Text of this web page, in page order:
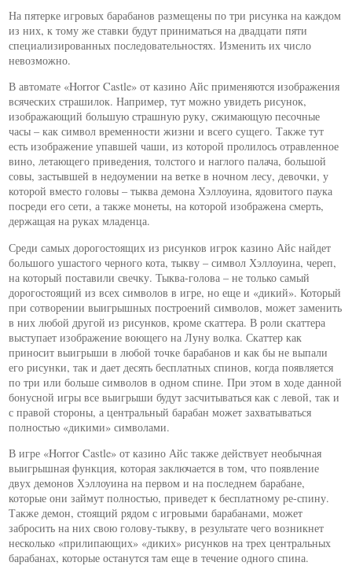
На пятерке игровых барабанов размещены по три рисунка на каждом
из них, к тому же ставки будут приниматься на двадцати пяти
специализированных последовательностях. Изменить их число
невозможно.
В автомате «Horror Castle» от казино Айс применяются изображения
всяческих страшилок. Например, тут можно увидеть рисунок,
изображающий большую страшную руку, сжимающую песочные
часы – как символ временности жизни и всего сущего. Также тут
есть изображение упавшей чаши, из которой пролилось отравленное
вино, летающего приведения, толстого и наглого палача, большой
совы, застывшей в недоумении на ветке в ночном лесу, девочки, у
которой вместо головы – тыква демона Хэллоуина, ядовитого паука
посреди его сети, а также монеты, на которой изображена смерть,
держащая на руках младенца.
Среди самых дорогостоящих из рисунков игрок казино Айс найдет
большого ушастого черного кота, тыкву – символ Хэллоуина, череп,
на который поставили свечку. Тыква-голова – не только самый
дорогостоящий из всех символов в игре, но еще и «дикий». Который
при сотворении выигрышных построений символов, может заменить
в них любой другой из рисунков, кроме скаттера. В роли скаттера
выступает изображение воющего на Луну волка. Скаттер как
приносит выигрыши в любой точке барабанов и как бы не выпали
его рисунки, так и дает десять бесплатных спинов, когда появляется
по три или больше символов в одном спине. При этом в ходе данной
бонусной игры все выигрыши будут засчитываться как с левой, так и
с правой стороны, а центральный барабан может захватываться
полностью «дикими» символами.
В игре «Horror Castle» от казино Айс также действует необычная
выигрышная функция, которая заключается в том, что появление
двух демонов Хэллоуина на первом и на последнем барабане,
которые они займут полностью, приведет к бесплатному ре-спину.
Также демон, стоящий рядом с игровыми барабанами, может
забросить на них свою голову-тыкву, в результате чего возникнет
несколько «прилипающих» «диких» рисунков на трех центральных
барабанах, которые останутся там еще в течение одного спина.